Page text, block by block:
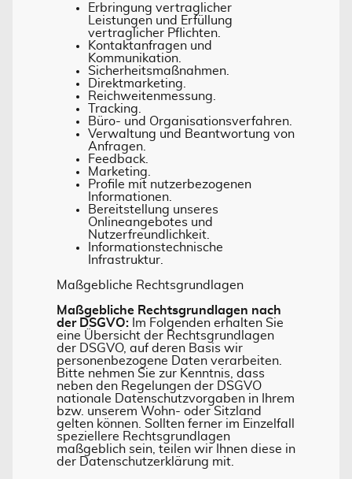
Erbringung vertraglicher
Leistungen und Erfüllung
vertraglicher Pflichten.
Kontaktanfragen und
Kommunikation.
Sicherheitsmaßnahmen.
Direktmarketing.
Reichweitenmessung.
Tracking.
Büro- und Organisationsverfahren.
Verwaltung und Beantwortung von
Anfragen.
Feedback.
Marketing.
Profile mit nutzerbezogenen
Informationen.
Bereitstellung unseres
Onlineangebotes und
Nutzerfreundlichkeit.
Informationstechnische
Infrastruktur.
Maßgebliche Rechtsgrundlagen
Maßgebliche Rechtsgrundlagen nach
der DSGVO: Im Folgenden erhalten Sie
eine Übersicht der Rechtsgrundlagen
der DSGVO, auf deren Basis wir
personenbezogene Daten verarbeiten.
Bitte nehmen Sie zur Kenntnis, dass
neben den Regelungen der DSGVO
nationale Datenschutzvorgaben in Ihrem
bzw. unserem Wohn- oder Sitzland
gelten können. Sollten ferner im Einzelfall
speziellere Rechtsgrundlagen
maßgeblich sein, teilen wir Ihnen diese in
der Datenschutzerklärung mit.